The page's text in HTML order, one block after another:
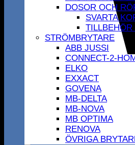
DOSOR OCH
SVARTA
TILLBEHÖR
STRÖMBRYTARE
ABB JUSSI
CONNECT-2-
ELKO
EXXACT
GOVENA
MB-DELTA
MB-NOVA
MB OPTIMA
RENOVA
ÖVRIGA